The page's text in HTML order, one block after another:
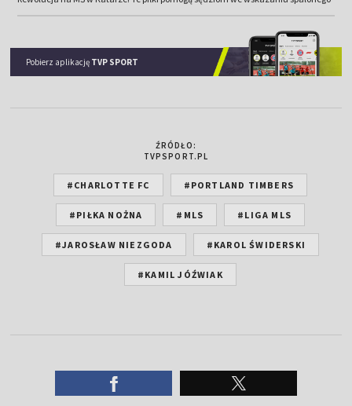
Pobierz aplikację TVP SPORT
ŹRÓDŁO:
TVPSPORT.PL
#CHARLOTTE FC #PORTLAND TIMBERS
#PIŁKA NOŻNA #MLS #LIGA MLS
#JAROSŁAW NIEZGODA #KAROL ŚWIDERSKI
#KAMIL JÓŹWIAK